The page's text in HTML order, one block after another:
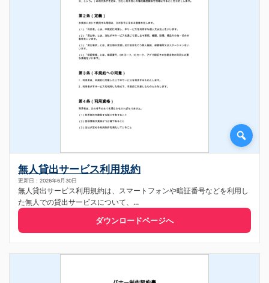
無人貸出サービス利用規約
更新日：2026年6月30日
無人貸出サービス利用規約は、スマートフォンや暗証番号などを利用し
た無人での貸出サービスについて、...
ダウンロードページへ